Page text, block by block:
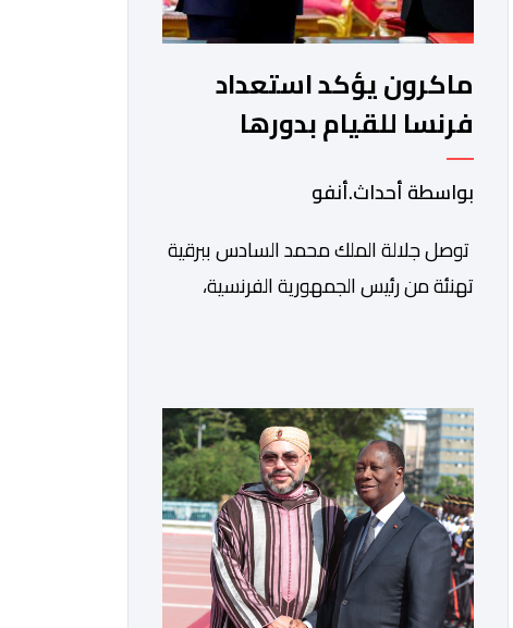
ماكرون يؤكد استعداد
فرنسا للقيام بدورها
الكامل في ملف الصحراء
بواسطة أحداث.أنفو
توصل جلالة الملك محمد السادس ببرقية
تهنئة من رئيس الجمهورية الفرنسية،
بالصحة والسعادة والتوفيق، مجددا
التعبير لجلالته عن مشاعر الصداقة
العميقة والمتينة التي تكنها فرنسا
وشعبها للمغرب وللشعب المغربي. وقال
الرئيس الفرنسي “لا يساورني أي شك في
أن […]